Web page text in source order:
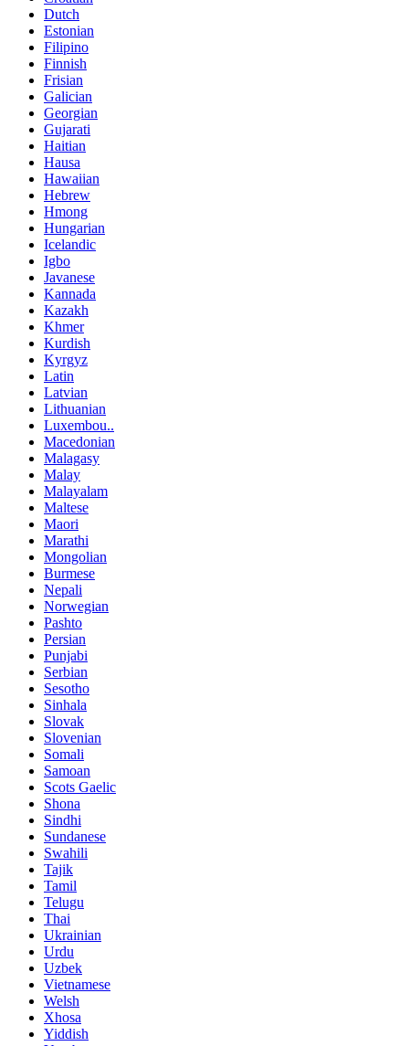
Dutch
Estonian
Filipino
Finnish
Frisian
Galician
Georgian
Gujarati
Haitian
Hausa
Hawaiian
Hebrew
Hmong
Hungarian
Icelandic
Igbo
Javanese
Kannada
Kazakh
Khmer
Kurdish
Kyrgyz
Latin
Latvian
Lithuanian
Luxembou..
Macedonian
Malagasy
Malay
Malayalam
Maltese
Maori
Marathi
Mongolian
Burmese
Nepali
Norwegian
Pashto
Persian
Punjabi
Serbian
Sesotho
Sinhala
Slovak
Slovenian
Somali
Samoan
Scots Gaelic
Shona
Sindhi
Sundanese
Swahili
Tajik
Tamil
Telugu
Thai
Ukrainian
Urdu
Uzbek
Vietnamese
Welsh
Xhosa
Yiddish